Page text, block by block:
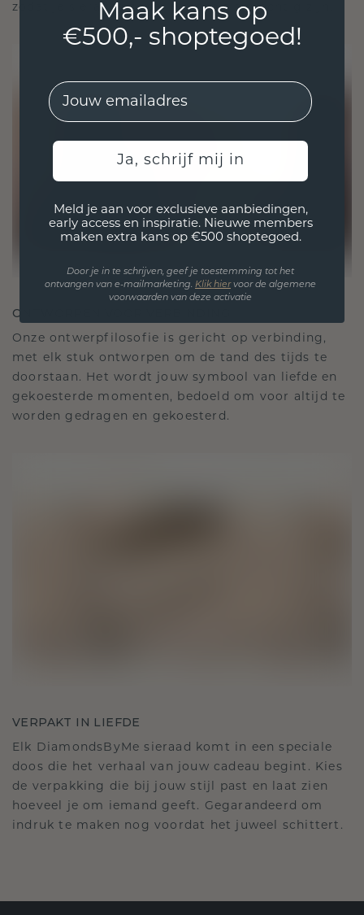
zodat je sieraden zowel ethisch als prachtig zijn.
ONTWORPEN VOOR VERBINDING
Onze ontwerpfilosofie is gericht op verbinding,
met elk stuk ontworpen om de tand des tijds te
doorstaan. Het wordt jouw symbool van liefde en
gekoesterde momenten, bedoeld om voor altijd te
worden gedragen en gekoesterd.
VERPAKT IN LIEFDE
Elk DiamondsByMe sieraad komt in een speciale
doos die het verhaal van jouw cadeau begint. Kies
de verpakking die bij jouw stijl past en laat zien
hoeveel je om iemand geeft. Gegarandeerd om
indruk te maken nog voordat het juweel schittert.
Maak kans op
€500,- shoptegoed!
EMail
Ja, schrijf mij in
Meld je aan voor exclusieve aanbiedingen,
early access en inspiratie. Nieuwe members
maken extra kans op €500 shoptegoed.
Door je in te schrijven, geef je toestemming tot het
ontvangen van e-mailmarketing. Klik hiervoor de algemene
voorwaarden van deze activatie